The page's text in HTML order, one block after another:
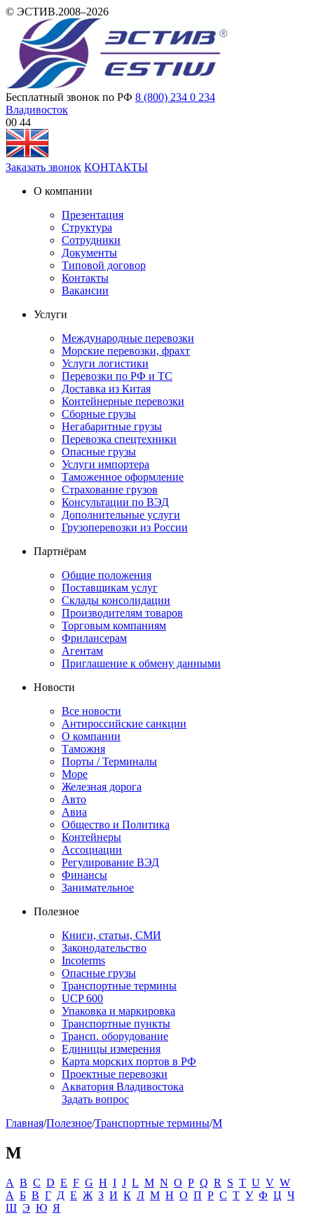
© ЭСТИВ.2008–2026
Бесплатный звонок по РФ 8 (800) 234 0 234
Владивосток
00:44
Заказать звонок КОНТАКТЫ
О компании
Презентация
Структура
Сотрудники
Документы
Типовой договор
Контакты
Вакансии
Услуги
Международные перевозки
Морские перевозки, фрахт
Услуги логистики
Перевозки по РФ и ТС
Доставка из Китая
Контейнерные перевозки
Сборные грузы
Негабаритные грузы
Перевозка спецтехники
Опасные грузы
Услуги импортера
Таможенное оформление
Страхование грузов
Консультации по ВЭД
Дополнительные услуги
Грузоперевозки из России
Партнёрам
Общие положения
Поставщикам услуг
Склады консолидации
Производителям товаров
Торговым компаниям
Фрилансерам
Агентам
Приглашение к обмену данными
Новости
Все новости
Антироссийские санкции
О компании
Таможня
Порты / Терминалы
Море
Железная дорога
Авто
Авиа
Общество и Политика
Контейнеры
Ассоциации
Регулирование ВЭД
Финансы
Занимательное
Полезное
Книги, статьи, СМИ
Законодательство
Incoterms
Опасные грузы
Транспортные термины
UCP 600
Упаковка и маркировка
Транспортные пункты
Трансп. оборудование
Единицы измерения
Карта морских портов в РФ
Проектные перевозки
Акватория Владивостока
Задать вопрос
Главная/Полезное/Транспортные термины/М
М
A B C D E F G H I J L M N O P Q R S T U V W
А Б В Г Д Е Ж З И К Л М Н О П Р С Т У Ф Ц Ч
Ш Э Ю Я